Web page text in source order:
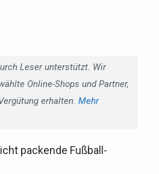
Leser unterstützt. Wir
Online-Shops und Partner,
erhalten. Mehr
packende Fußball-